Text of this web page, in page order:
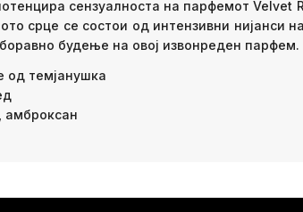
сензуалноста на парфемот
срце се состои од интензивни нијанси
будење на овој извонреден парфем.
од темјанушка
амброксан